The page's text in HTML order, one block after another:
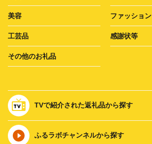
美容 ファッション
工芸品 感謝状等
その他のお礼品
TVで紹介された返礼品から探す
ふるラボチャンネルから探す